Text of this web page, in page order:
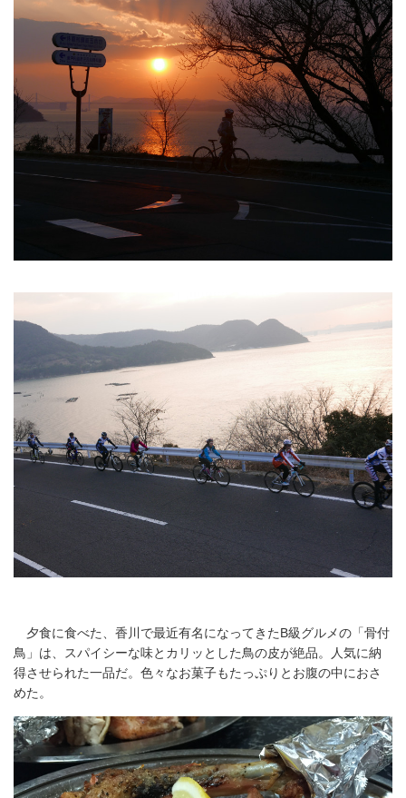
夕食に食べた、香川で最近有名になってきたB級グルメの「骨付
鳥」は、スパイシーな味とカリッとした鳥の皮が絶品。人気に納
得させられた一品だ。色々なお菓子もたっぷりとお腹の中におさ
めた。